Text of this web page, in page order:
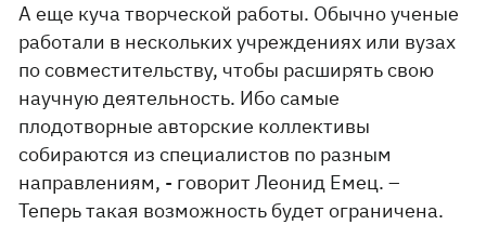
А еще куча творческой работы. Обычно ученые
работали в нескольких учреждениях или вузах
по совместительству, чтобы расширять свою
научную деятельность. Ибо самые
плодотворные авторские коллективы
собираются из специалистов по разным
направлениям, - говорит Леонид Емец. –
Теперь такая возможность будет ограничена.